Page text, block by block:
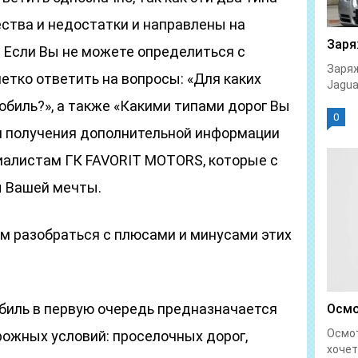
и недостатки и направлены на
Вы не можете определиться с
ответить на вопросы: «Для каких
а также «Какими типами дорог Вы
получения дополнительной информации
ГК FAVORIT MOTORS, которые с
Вашей мечты.
разобраться с плюсами и минусами этих
в первую очередь предназначается
условий: проселочных дорог,
0